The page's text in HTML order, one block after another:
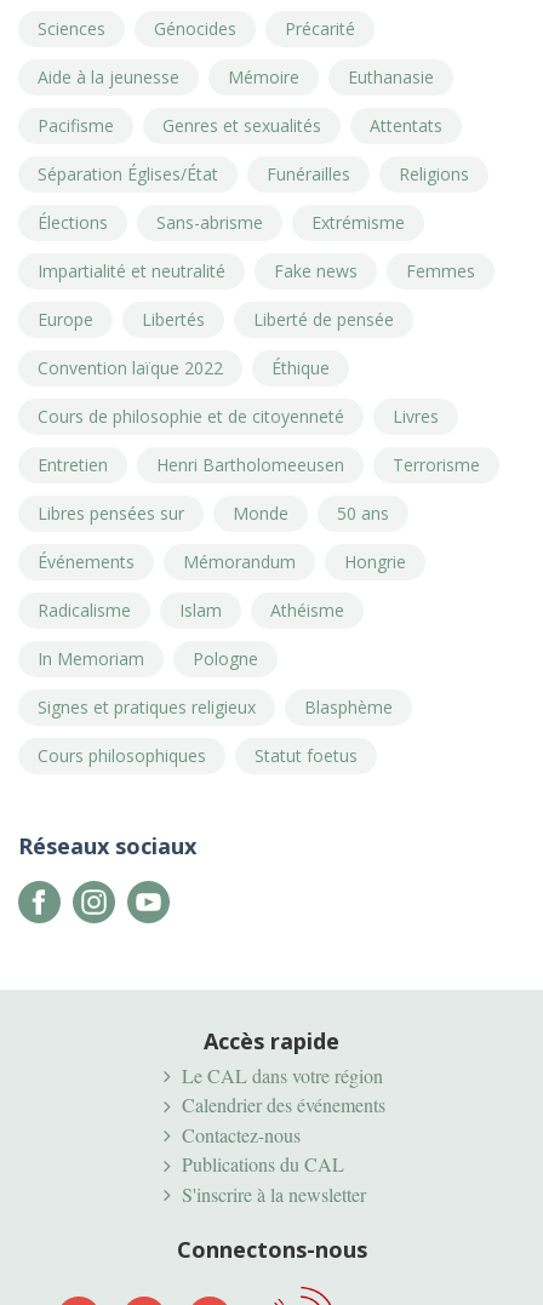
Sciences Génocides Précarité
Aide à la jeunesse Mémoire Euthanasie
Pacifisme Genres et sexualités Attentats
Séparation Églises/État Funérailles Religions
Élections Sans-abrisme Extrémisme
Impartialité et neutralité Fake news Femmes
Europe Libertés Liberté de pensée
Convention laïque 2022 Éthique
Cours de philosophie et de citoyenneté Livres
Entretien Henri Bartholomeeusen Terrorisme
Libres pensées sur Monde 50 ans
Événements Mémorandum Hongrie
Radicalisme Islam Athéisme
In Memoriam Pologne
Signes et pratiques religieux Blasphème
Cours philosophiques Statut foetus
Réseaux sociaux
Accès rapide
Le CAL dans votre région
Calendrier des événements
Contactez-nous
Publications du CAL
S'inscrire à la newsletter
Connectons-nous